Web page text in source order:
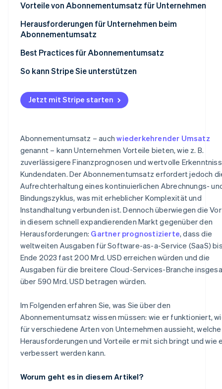
Mitgliedschaftsmodell
Festvergütungsmodell
Vorteile von Abonnementumsatz für Unternehmen
Vorhersehbarer Umsatz und Cashflow
Skalierbarkeit des Geschäftsmodells
Operative Effizienz und Innovation
Branchenspezifische Einblicke
Herausforderungen für Unternehmen beim
Abonnementumsatz
Akquisition und Aktivierung
Kundenbindung und Abwanderung
Daten und Analysen
Best Practices für Abonnementumsatz
Wertversprechen und Kundenakquise
Kundenbindung und Abwanderungsmanagement
Erkenntnisse und kontinuierliche Verbesserungen durch
Daten
Zusätzliche Best Practices
So kann Stripe Sie unterstützen
Jetzt mit Stripe starten
Abonnementumsatz – auchwiederkehrender Umsatz
genannt – kann Unternehmen Vorteile bieten, wie z. B.
zuverlässigere Finanzprognosen und wertvolle
Kundendaten. Der Abonnementumsatz erfordert jedoch
Aufrechterhaltung eines kontinuierlichen Abrechnungs-
Bindungszyklus, was mit erheblicher Komplexität und
Instandhaltung verbunden ist. Dennoch überwiegen die
in diesem schnell expandierenden Markt gegenüber den
Herausforderungen: Gartner prognostizierte, dass die
weltweiten Ausgaben für Software-as-a-Service (SaaS)
Ende 2023 fast 200 Mrd. USD erreichen würden und die
Ausgaben für die breitere Cloud-Services-Branche
über 590 Mrd. USD betragen würden.
Im Folgenden erfahren Sie, was Sie über den
Abonnementumsatz wissen müssen: wie er funktioniert,
für verschiedene Arten von Unternehmen aussieht, welche
Herausforderungen und Vorteile er mit sich bringt und wie
verbessert werden kann.
Worum geht es in diesem Artikel?